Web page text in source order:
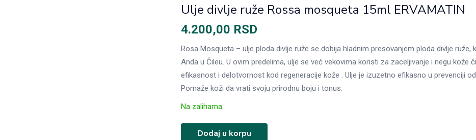
Ulje divlje ruže Rossa mosqueta 15ml ERVAMATIN
4.200,00 RSD
Rosa Mosqueta – ulje ploda divlje ruže se dobija hladnim presovanjem ploda divlje ruže,
Anda u Čileu. U ovim predelima, ulje se već vekovima koristi za zaceljivanje i negu kože
efikasnost i delotvornost kod regeneracije kože . Ulje je izuzetno efikasno u prevenciji
Pomaže koži da vrati svoju prirodnu boju i tonus.
Na zalihama
Dodaj u korpu